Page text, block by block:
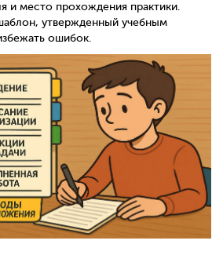
и место прохождения практики.
утвержденный учебным
ошибок.